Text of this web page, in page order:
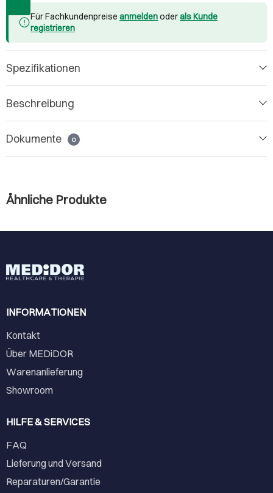
Für Fachkundenpreise anmeldenoderals Kunde
registrieren
Spezifikationen
Beschreibung
Dokumente 0
Ähnliche Produkte
INFORMATIONEN
Kontakt
Über MEDiDOR
Warenanlieferung
Showroom
HILFE & SERVICES
FAQ
Lieferung und Versand
Reparaturen/Garantie